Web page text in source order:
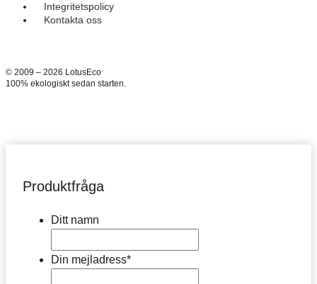
Integritetspolicy
Kontakta oss
© 2009 – 2026 LotusEco
100% ekologiskt sedan starten.
Produktfråga
Ditt namn
Din mejladress*